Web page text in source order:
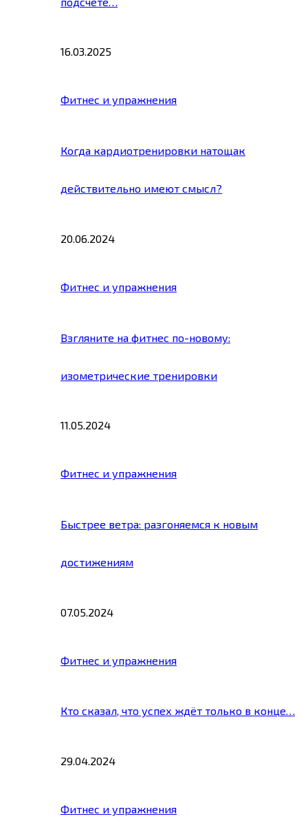
16.03.2025
Фитнес и упражнения
Когда кардиотренировки натощак
действительно имеют смысл?
20.06.2024
Фитнес и упражнения
Взгляните на фитнес по-новому:
изометрические тренировки
11.05.2024
Фитнес и упражнения
Быстрее ветра: разгоняемся к новым
достижениям
07.05.2024
Фитнес и упражнения
Кто сказал, что успех ждёт только в конце…
29.04.2024
Фитнес и упражнения